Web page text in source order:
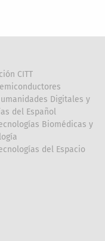
CITT
Digitales y
del Español
Biomédicas y
del Espacio